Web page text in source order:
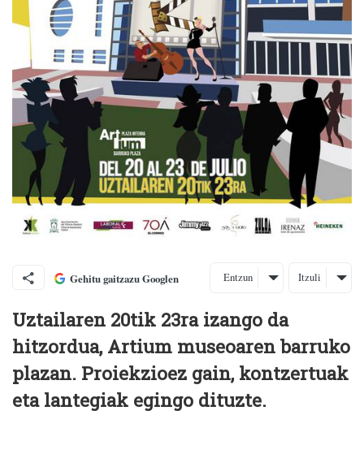
Gehitu gaitzazu Googlen Entzun Itzuli
Uztailaren 20tik 23ra izango da
hitzordua, Artium museoaren barruko
plazan. Proiekzioez gain, kontzertuak
eta lantegiak egingo dituzte.